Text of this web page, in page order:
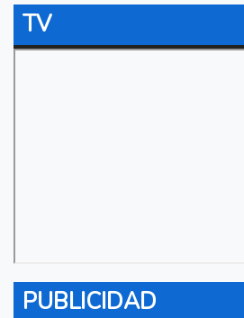
TV
PUBLICIDAD